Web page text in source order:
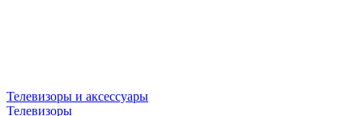
Телевизоры и аксессуары
Телевизоры